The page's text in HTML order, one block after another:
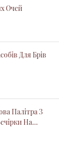
Очей
Для Брів
Палітра З
На